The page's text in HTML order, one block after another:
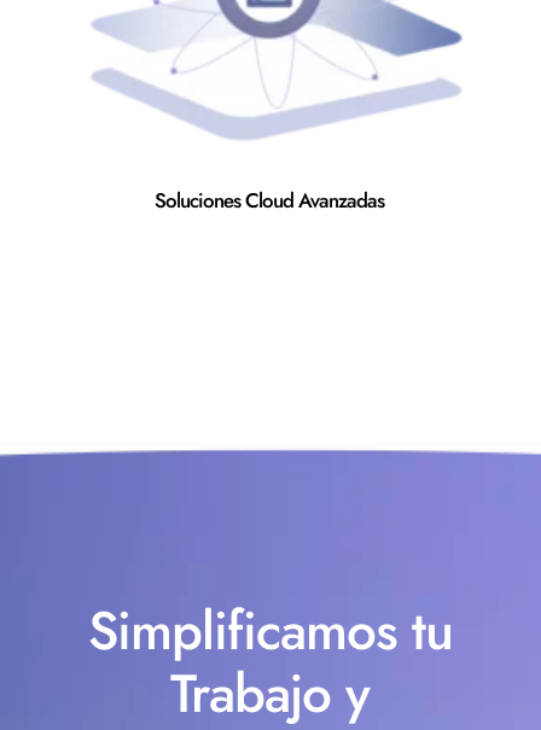
Soluciones Cloud Avanzadas
Simplificamos tu
Trabajo y